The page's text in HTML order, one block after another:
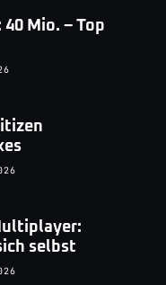
Mio. – Top
selbst